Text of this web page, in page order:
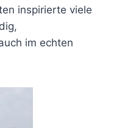
inspirierte viele
im echten